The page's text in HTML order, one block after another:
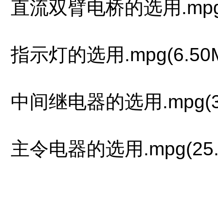
直流双臂电桥的选用
指示灯的选用
中间继电器的选用
主令电器的选用